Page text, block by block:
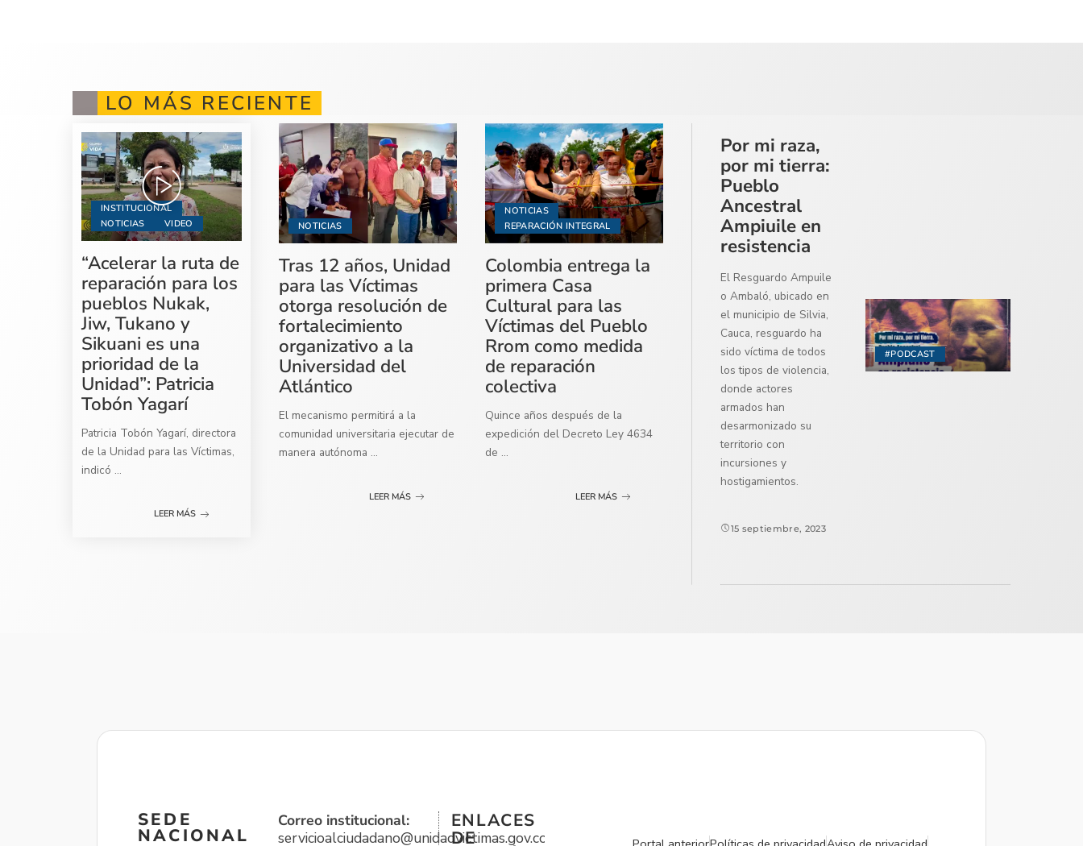
LO MÁS RECIENTE
INSTITUCIONAL
NOTICIAS
VIDEO
“Acelerar la ruta de
reparación para los
pueblos Nukak,
Jiw, Tukano y
Sikuani es una
prioridad de la
Unidad”: Patricia
Tobón Yagarí
Patricia Tobón Yagarí, directora
de la Unidad para las Víctimas,
indicó ...
LEER MÁS
NOTICIAS
Tras 12 años, Unidad
para las Víctimas
otorga resolución de
fortalecimiento
organizativo a la
Universidad del
Atlántico
El mecanismo permitirá a la
comunidad universitaria ejecutar de
manera autónoma ...
LEER MÁS
NOTICIAS
REPARACIÓN INTEGRAL
Colombia entrega la
primera Casa
Cultural para las
Víctimas del Pueblo
Rrom como medida
de reparación
colectiva
Quince años después de la
expedición del Decreto Ley 4634
de ...
LEER MÁS
#PODCAST
Por mi raza,
por mi tierra:
Pueblo
Ancestral
Ampiuile en
resistencia
El Resguardo Ampuile
o Ambaló, ubicado en
el municipio de Silvia,
Cauca, resguardo ha
sido víctima de todos
los tipos de violencia,
donde actores
armados han
desarmonizado su
territorio con
incursiones y
hostigamientos.
15 septiembre, 2023
SEDE
NACIONAL
Correo institucional:
servicioalciudadano@unidadvictimas.gov.co
ENLACES
DE